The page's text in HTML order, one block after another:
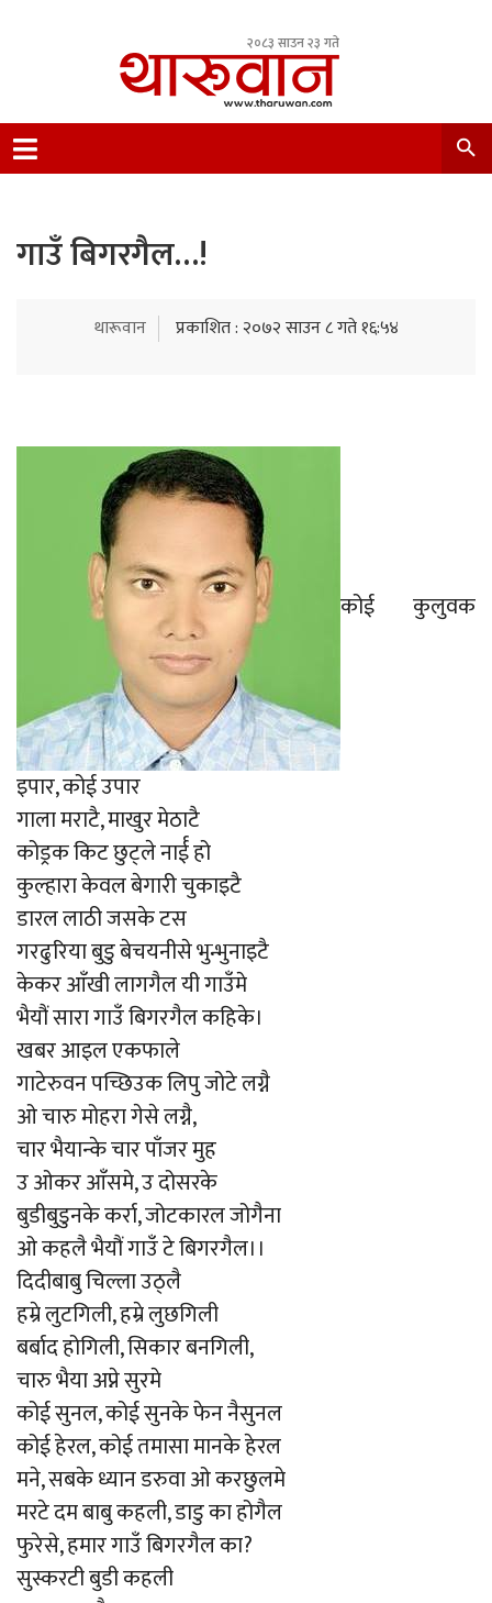
२०८३ साउन २३ गते
Nepal.
गाउँ बिगरगैल…!
थारूवान प्रकाशित : २०७२ साउन ८ गते १६:५४
कोई कुलुवक
इपार, कोई उपार
गाला मराटै, माखुर मेठाटै
कोड्रक किट छुट्ले नार्ई हो
कुल्हारा केवल बेगारी चुकाइटै
डारल लाठी जसके टस
गरढुरिया बुडु बेचयनीसे भुन्भुनाइटै
केकर आँखी लागगैल यी गाउँमे
भैयौं सारा गाउँ बिगरगैल कहिके।
खबर आइल एकफाले
गाटेरुवन पच्छिउक लिपु जोटे लग्नै
ओ चारु मोहरा गेसे लग्नै,
चार भैयान्के चार पाँजर मुह
उ ओकर आँसमे, उ दोसरके
बुडीबुडुनके कर्रा, जोटकारल जोगैना
ओ कहलै भैयौं गाउँ टे बिगरगैल।।
दिदीबाबु चिल्ला उठ्लै
हम्रे लुटगिली, हम्रे लुछगिली
बर्बाद होगिली, सिकार बनगिली,
चारु भैया अप्ने सुरमे
कोई सुनल, कोई सुनके फेन नैसुनल
कोई हेरल, कोई तमासा मानके हेरल
मने, सबके ध्यान डरुवा ओ करछुलमे
मरटे दम बाबु कहली, डाडु का होगैल
फुरेसे, हमार गाउँ बिगरगैल का?
सुस्करटी बुडी कहली